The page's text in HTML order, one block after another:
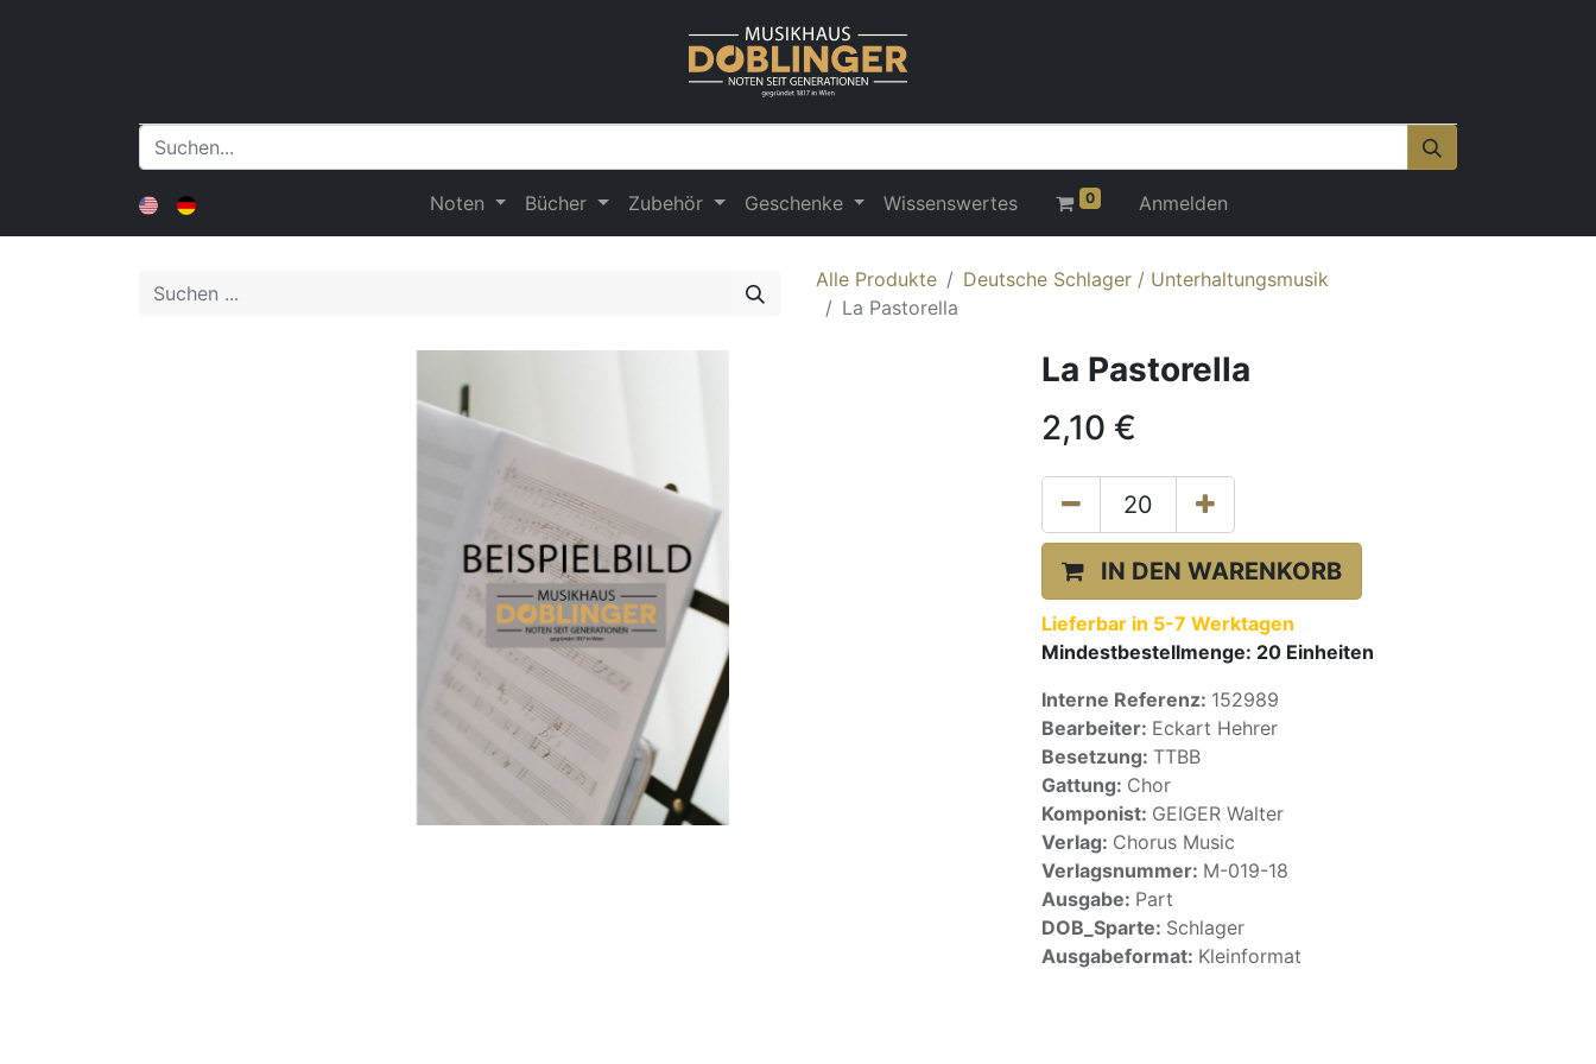
Noten Bücher Zubehör Geschenke Wissenswertes 0 Anmelden
Alle Produkte
Deutsche Schlager / Unterhaltungsmusik
La Pastorella
La Pastorella
2,10 €
IN DEN WARENKORB
Lieferbar in 5-7 Werktagen
Mindestbestellmenge: 20 Einheiten
Interne Referenz: 152989
Bearbeiter: Eckart Hehrer
Besetzung: TTBB
Gattung: Chor
Komponist: GEIGER Walter
Verlag: Chorus Music
Verlagsnummer: M-019-18
Ausgabe: Part
DOB_Sparte: Schlager
Ausgabeformat: Kleinformat